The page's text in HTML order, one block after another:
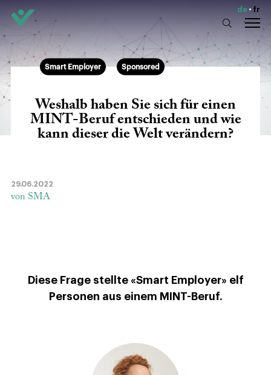
de fr
Smart Employer Sponsored
Weshalb haben Sie sich für einen
MINT-Beruf entschieden und wie
kann dieser die Welt verändern?
29.06.2022
von SMA
Diese Frage stellte «Smart Employer» elf
Personen aus einem MINT-Beruf.